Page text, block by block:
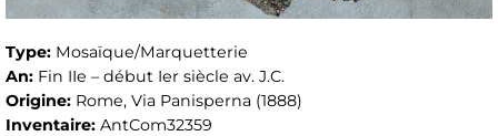
Type: Mosaïque/Marquetterie
An: Fin IIe – début Ier siècle av. J.C.
Origine: Rome, Via Panisperna (1888)
Inventaire: AntCom32359